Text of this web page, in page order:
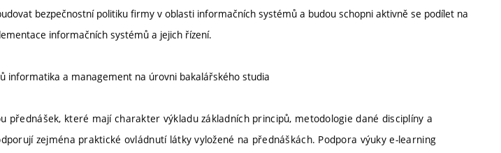
bezpečnostní politiku firmy v oblasti informačních systémů a budou schopni aktivně se podílet na
informačních systémů a jejich řízení.
informatika a management na úrovni bakalářského studia
přednášek, které mají charakter výkladu základních principů, metodologie dané disciplíny a
zejména praktické ovládnutí látky vyložené na přednáškách. Podpora výuky e-learning